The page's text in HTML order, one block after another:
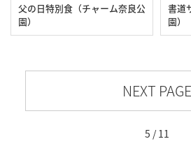
父の日特別食（チャーム奈良公
園）
書道
園）
NEXT PAGE
5 / 11